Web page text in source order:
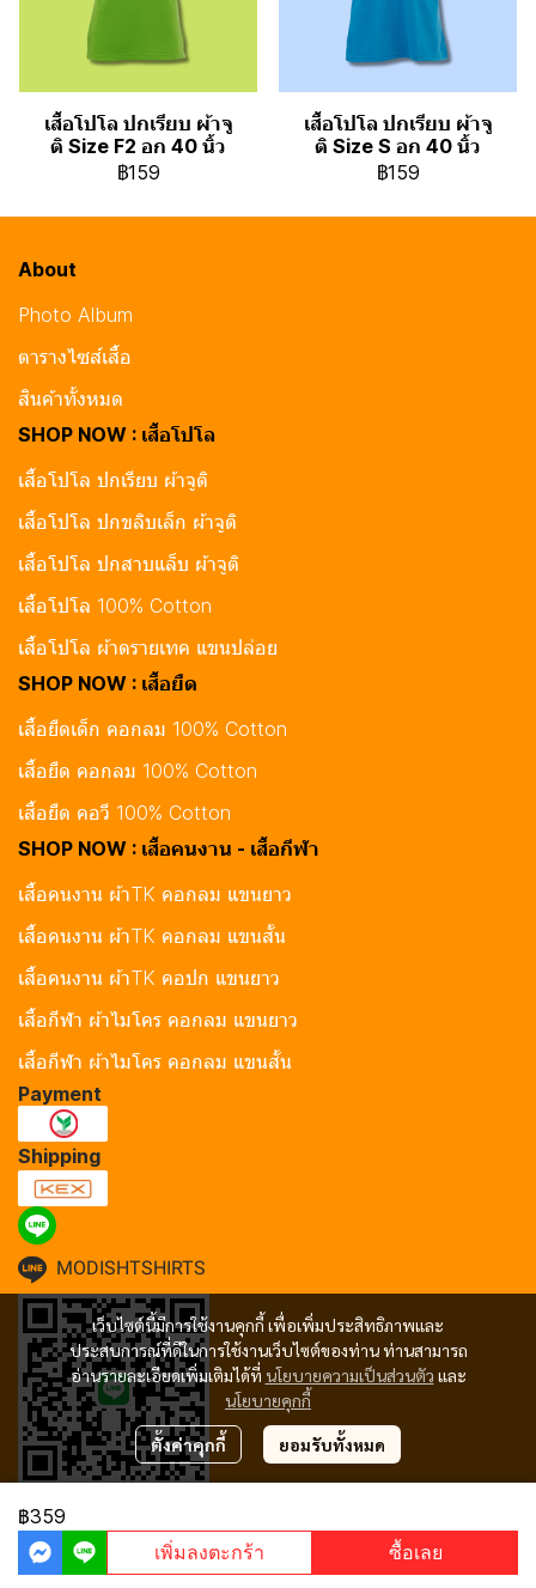
เสื้อโปโล ปกเรียบ ผ้าจู
ติ Size F2 อก 40 นิ้ว
฿159
เสื้อโปโล ปกเรียบ ผ้าจู
ติ Size S อก 40 นิ้ว
฿159
฿359
เพิ่มลงตะกร้า ซื้อเลย
เว็บไซต์นี้มีการใช้งานคุกกี้ เพื่อเพิ่มประสิทธิภาพและ
ประสบการณ์ที่ดีในการใช้งานเว็บไซต์ของท่าน ท่านสามารถ
อ่านรายละเอียดเพิ่มเติมได้ที่ นโยบายความเป็นส่วนตัว และ
นโยบายคุกกี้
ตั้งค่าคุกกี้ ยอมรับทั้งหมด
About
Photo Album
ตารางไซส์เสื้อ
สินค้าทั้งหมด
SHOP NOW : เสื้อโปโล
เสื้อโปโล ปกเรียบ ผ้าจูติ
เสื้อโปโล ปกขลิบเล็ก ผ้าจูติ
เสื้อโปโล ปกสาบแล็บ ผ้าจูติ
เสื้อโปโล 100% Cotton
เสื้อโปโล ผ้าดรายเทค แขนปล่อย
SHOP NOW : เสื้อยืด
เสื้อยืดเด็ก คอกลม 100% Cotton
เสื้อยืด คอกลม 100% Cotton
เสื้อยืด คอวี 100% Cotton
SHOP NOW : เสื้อคนงาน - เสื้อกีฬา
เสื้อคนงาน ผ้าTK คอกลม แขนยาว
เสื้อคนงาน ผ้าTK คอกลม แขนสั้น
เสื้อคนงาน ผ้าTK คอปก แขนยาว
เสื้อกีฬา ผ้าไมโคร คอกลม แขนยาว
เสื้อกีฬา ผ้าไมโคร คอกลม แขนสั้น
Payment
Shipping
MODISHTSHIRTS
Copyright 2024 | All Rights Reserved | Powered by MWE
Powered By MakeWebEasy